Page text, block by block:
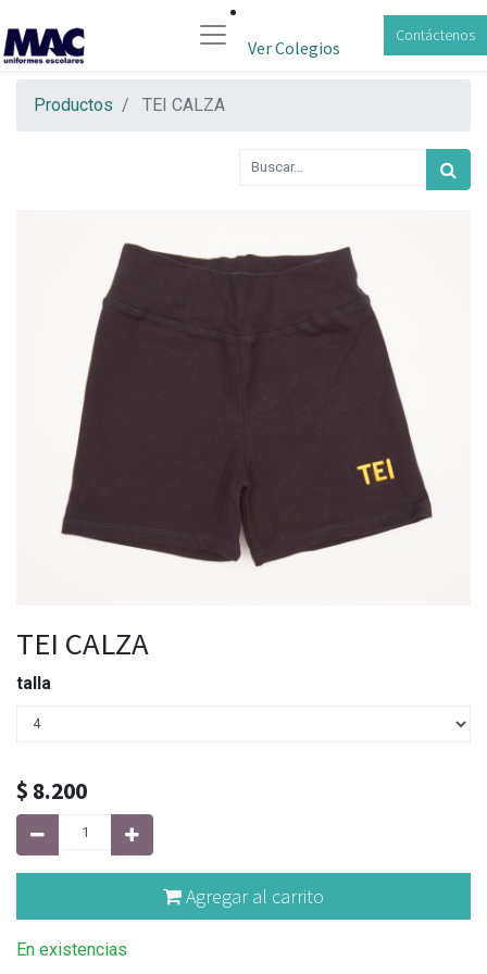
Ver Colegios
Contáctenos
Productos TEI CALZA
TEI CALZA
talla
$ 8.200
Agregar al carrito
En existencias